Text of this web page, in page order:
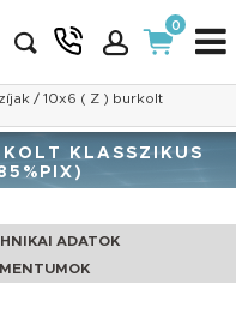
0
/ 10x6 ( Z ) burkolt
KLASSZIKUS
ADATOK